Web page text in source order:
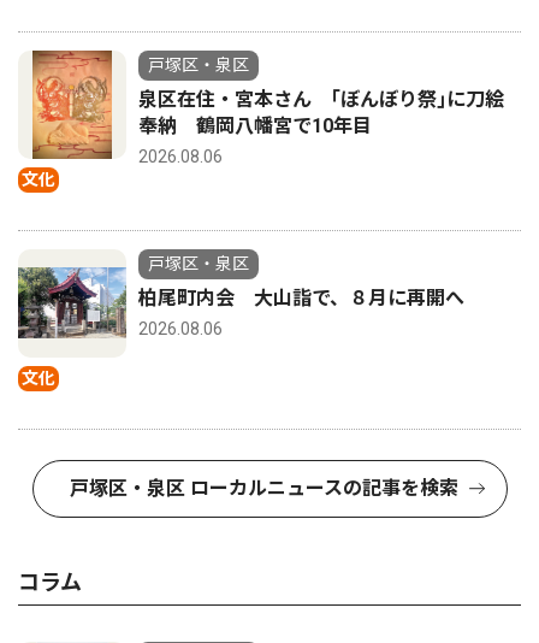
文化
戸塚区・泉区
泉区在住・宮本さん ｢ぼんぼり祭｣に刀絵
奉納 鶴岡八幡宮で10年目
2026.08.06
文化
戸塚区・泉区
柏尾町内会 大山詣で、８月に再開へ
2026.08.06
戸塚区・泉区 ローカルニュースの記事を検索
コラム